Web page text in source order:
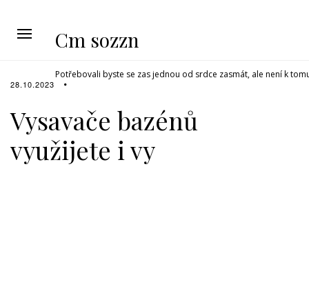
Cm sozzn
Potřebovali byste se zas jednou od srdce zasmát, ale není k
28.10.2023
Vysavače bazénů
využijete i vy